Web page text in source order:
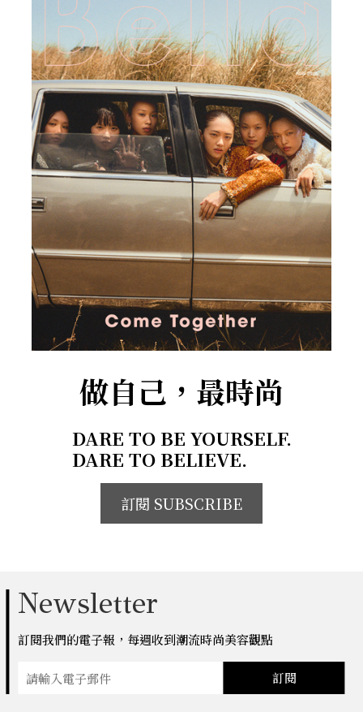
做自己，最時尚
DARE TO BE YOURSELF.
DARE TO BELIEVE.
訂閱 SUBSCRIBE
Newsletter
訂閱我們的電子報，每週收到潮流時尚美容觀點
訂閱